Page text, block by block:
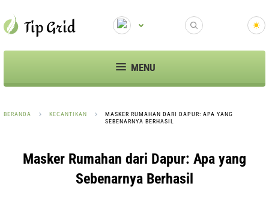
MENU
BERANDA KECANTIKAN
MASKER RUMAHAN DARI DAPUR: APA YANG
SEBENARNYA BERHASIL
Masker Rumahan dari Dapur: Apa yang
Sebenarnya Berhasil